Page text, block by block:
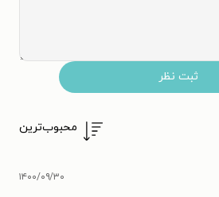
ثبت نظر
محبوب‌ترین
۱۴۰۰/۰۹/۳۰